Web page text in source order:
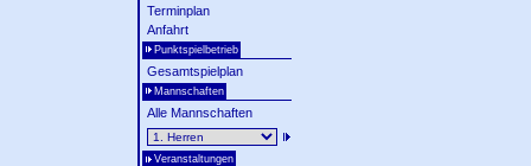
Terminplan
Anfahrt
Punktspielbetrieb
Gesamtspielplan
Mannschaften
Alle Mannschaften
Veranstaltungen